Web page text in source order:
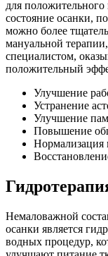
для
состояние осанки,
можно более
мануальной
специалистом,
положительный
Улучшение
Устранение
Улучшение
Повышение
Нормализация
Немаловажной
осанки является
водных процедур,